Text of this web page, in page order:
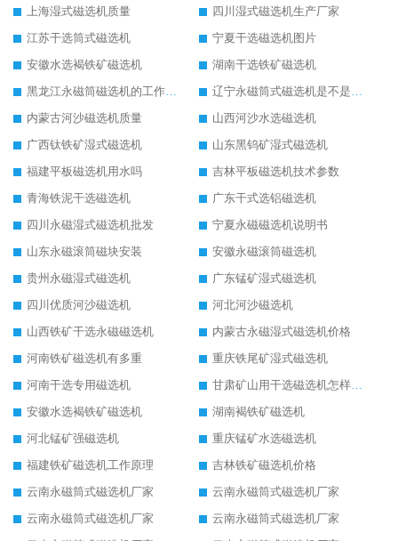
上海湿式磁选机质量
四川湿式磁选机生产厂家
江苏干选筒式磁选机
宁夏干选磁选机图片
安徽水选褐铁矿磁选机
湖南干选铁矿磁选机
黑龙江永磁筒磁选机的工作原理
辽宁永磁筒式磁选机是不是强磁
内蒙古河沙磁选机质量
山西河沙水选磁选机
广西钛铁矿湿式磁选机
山东黑钨矿湿式磁选机
福建平板磁选机用水吗
吉林平板磁选机技术参数
青海铁泥干选磁选机
广东干式选铝磁选机
四川永磁湿式磁选机批发
宁夏永磁磁选机说明书
山东永磁滚筒磁块安装
安徽永磁滚筒磁选机
贵州永磁湿式磁选机
广东锰矿湿式磁选机
四川优质河沙磁选机
河北河沙磁选机
山西铁矿干选永磁磁选机
内蒙古永磁湿式磁选机价格
河南铁矿磁选机有多重
重庆铁尾矿湿式磁选机
河南干选专用磁选机
甘肃矿山用干选磁选机怎样调磁
安徽水选褐铁矿磁选机
湖南褐铁矿磁选机
河北锰矿强磁选机
重庆锰矿水选磁选机
福建铁矿磁选机工作原理
吉林铁矿磁选机价格
云南永磁筒式磁选机厂家
云南永磁筒式磁选机厂家
云南永磁筒式磁选机厂家
云南永磁筒式磁选机厂家